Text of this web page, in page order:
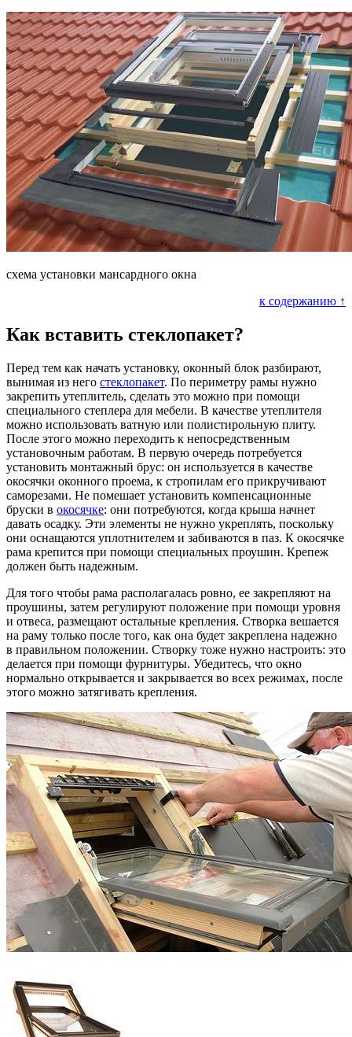
схема установки мансардного окна
к содержанию ↑
Как вставить стеклопакет?
Перед тем как начать установку, оконный блок разбирают,
вынимая из него стеклопакет. По периметру рамы нужно
закрепить утеплитель, сделать это можно при помощи
специального степлера для мебели. В качестве утеплителя
можно использовать ватную или полистирольную плиту.
После этого можно переходить к непосредственным
установочным работам. В первую очередь потребуется
установить монтажный брус: он используется в качестве
окосячки оконного проема, к стропилам его прикручивают
саморезами. Не помешает установить компенсационные
бруски в окосячке: они потребуются, когда крыша начнет
давать осадку. Эти элементы не нужно укреплять, поскольку
они оснащаются уплотнителем и забиваются в паз. К окосячке
рама крепится при помощи специальных проушин. Крепеж
должен быть надежным.
Для того чтобы рама располагалась ровно, ее закрепляют на
проушины, затем регулируют положение при помощи уровня
и отвеса, размещают остальные крепления. Створка вешается
на раму только после того, как она будет закреплена надежно
в правильном положении. Створку тоже нужно настроить: это
делается при помощи фурнитуры. Убедитесь, что окно
нормально открывается и закрывается во всех режимах, после
этого можно затягивать крепления.